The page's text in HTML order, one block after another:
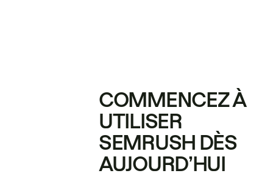
COMMENCEZ À
UTILISER
SEMRUSH DÈS
AUJOURD’HUI